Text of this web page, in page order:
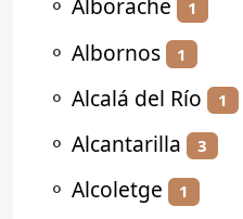
⚬ Alborache 1
⚬ Albornos 1
⚬ Alcalá del Río 1
⚬ Alcantarilla 3
⚬ Alcoletge 1